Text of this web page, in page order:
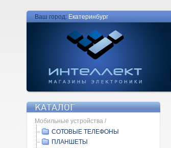
Ваш город: Екатеринбург
КАТАЛОГ
Мобильные устройства /
СОТОВЫЕ ТЕЛЕФОНЫ
ПЛАНШЕТЫ